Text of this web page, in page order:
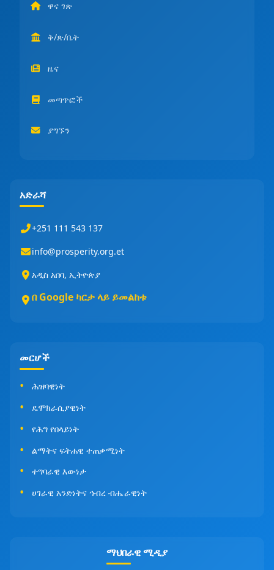
ዋና ገጽ
ቅ/ጽ/ቤት
ዜና
መጣጥፎች
ያግኙን
አድራሻ
+251 111 543 137
info@prosperity.org.et
አዲስ አበባ, ኢትዮጵያ
በ Google ካርታ ላይ ይመልከቱ
መርሆች
ሕዝባዊነት
ዴሞክራሲያዊነት
የሕግ የበላይነት
ልማትና ፍትሐዊ ተጠቃሚነት
ተግባራዊ እውነታ
ሀገራዊ አንድነትና ኅብረ ብሔራዊነት
ማህበራዊ ሚዲያ